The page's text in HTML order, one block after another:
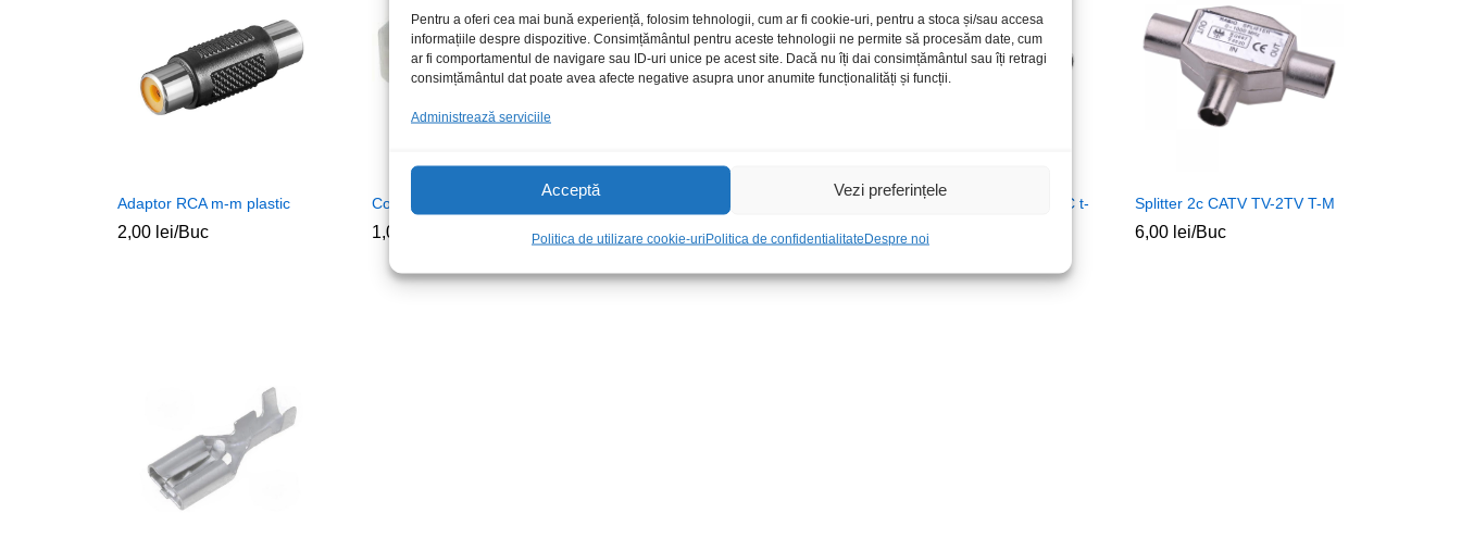
Pentru a oferi cea mai bună experiență, folosim tehnologii, cum ar fi cookie-uri, pentru a stoca și/sau accesa
informațiile despre dispozitive. Consimțământul pentru aceste tehnologii ne permite să procesăm date, cum
ar fi comportamentul de navigare sau ID-uri unice pe acest site. Dacă nu îți dai consimțământul sau îți retragi
consimțământul dat poate avea afecte negative asupra unor anumite funcționalități și funcții.
Administrează serviciile
Acceptă Vezi preferințele
Politica de utilizare cookie-uriPolitica de confidentialitateDespre noi
Adaptor RCA m-m plastic
2,00 lei/Buc
Conect 4P NS39-G4 fara pini
1,00
5,00lei/Buc
Adaptor USB 2.0 Micro-tip C t-
25,00lei
Splitter 2c CATV TV-2TV T-M
6,00 lei/Buc